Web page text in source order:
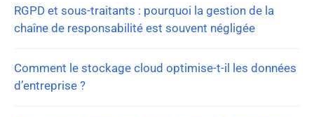
RGPD et sous-traitants : pourquoi la gestion de la
chaîne de responsabilité est souvent négligée
Comment le stockage cloud optimise-t-il les données
d’entreprise ?